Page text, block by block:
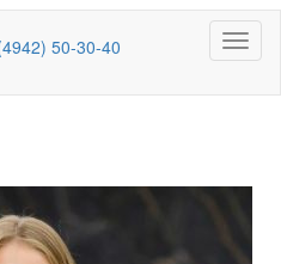
Меню
50-30-40